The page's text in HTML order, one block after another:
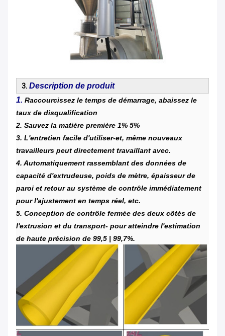
3. Description de produit
1. Raccourcissez le temps de démarrage, abaissez le
taux de disqualification
2. Sauvez la matière première 1% 5%
3. L'entretien facile d'utiliser-et, même nouveaux
travailleurs peut directement travaillant avec.
4. Automatiquement rassemblant des données de
capacité d'extrudeuse, poids de mètre, épaisseur de
paroi et retour au système de contrôle immédiatement
pour l'ajustement en temps réel, etc.
5. Conception de contrôle fermée des deux côtés de
l'extrusion et du transport- pour atteindre l'estimation
de haute précision de 99,5 | 99,7%.